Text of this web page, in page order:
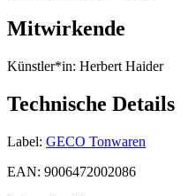
Mitwirkende
Künstler*in: Herbert Haider
Technische Details
Label: GECO Tonwaren
EAN: 9006472002086